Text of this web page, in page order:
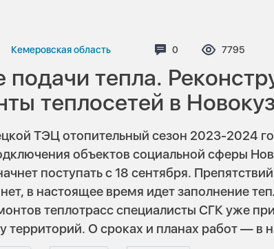
Кемеровская область Комментариев:
0 7795
подачи тепла.
теплосетей в
ТЭЦ отопительный сезон 2023-2024
объектов социальной сферы
поступать с 18 сентября.
в настоящее время идет заполнение
теплотрасс специалисты СГК уже
территорий. О сроках и планах работ — в